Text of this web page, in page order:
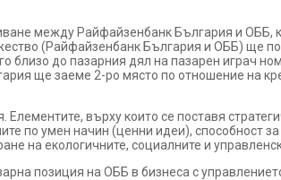
между Райфайзенбанк България и ОББ,
(Райфайзенбанк България и ОББ) ще
до пазарния дял на пазарен играч
ще заеме 2-ро място по отношение на
върху които се поставя
по умен начин (ценни идеи), способност
на екологичните, социалните и
позиция на ОББ в бизнеса с